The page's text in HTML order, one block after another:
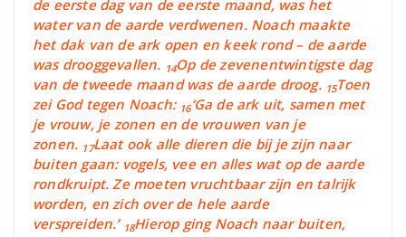
de eerste dag van de eerste maand, was het
water van de aarde verdwenen. Noach maakte
het dak van de ark open en keek rond – de aarde
was drooggevallen. 14Op de zevenentwintigste dag
van de tweede maand was de aarde droog. 15Toen
zei God tegen Noach: 16‘Ga de ark uit, samen met
je vrouw, je zonen en de vrouwen van je
zonen. 17Laat ook alle dieren die bij je zijn naar
buiten gaan: vogels, vee en alles wat op de aarde
rondkruipt. Ze moeten vruchtbaar zijn en talrijk
worden, en zich over de hele aarde
verspreiden.’ 18Hierop ging Noach naar buiten,